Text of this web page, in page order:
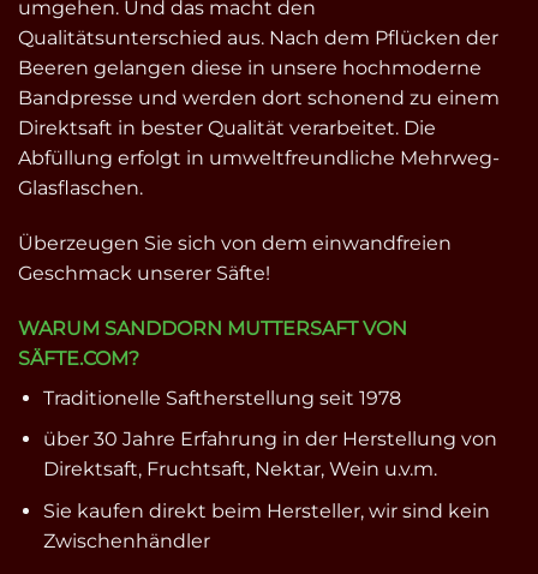
umgehen. Und das macht den
Qualitätsunterschied aus. Nach dem Pflücken der
Beeren gelangen diese in unsere hochmoderne
Bandpresse und werden dort schonend zu einem
Direktsaft in bester Qualität verarbeitet. Die
Abfüllung erfolgt in umweltfreundliche Mehrweg-
Glasflaschen.
Überzeugen Sie sich von dem einwandfreien
Geschmack unserer Säfte!
WARUM SANDDORN MUTTERSAFT VON
SÄFTE.COM?
Traditionelle Saftherstellung seit 1978
über 30 Jahre Erfahrung in der Herstellung von
Direktsaft, Fruchtsaft, Nektar, Wein u.v.m.
Sie kaufen direkt beim Hersteller, wir sind kein
Zwischenhändler